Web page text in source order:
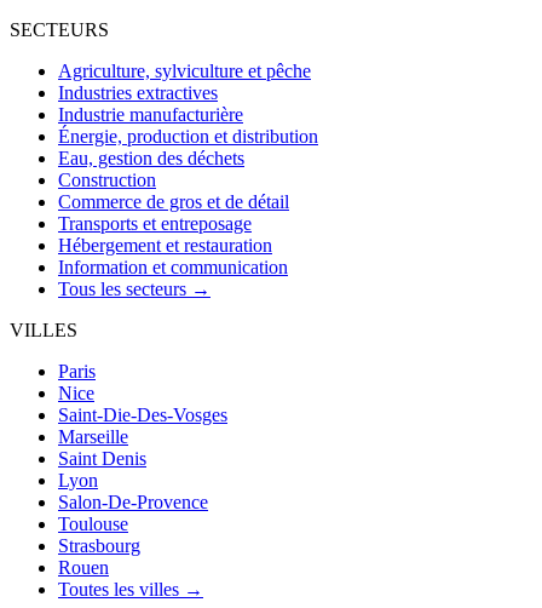
SECTEURS
Agriculture, sylviculture et pêche
Industries extractives
Industrie manufacturière
Énergie, production et distribution
Eau, gestion des déchets
Construction
Commerce de gros et de détail
Transports et entreposage
Hébergement et restauration
Information et communication
Tous les secteurs →
VILLES
Paris
Nice
Saint-Die-Des-Vosges
Marseille
Saint Denis
Lyon
Salon-De-Provence
Toulouse
Strasbourg
Rouen
Toutes les villes →